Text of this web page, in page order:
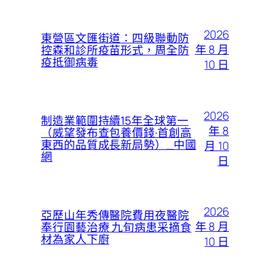
東營區文匯街道：四級聯動防
控森和診所疫苗形式，周全防
疫抵御病毒
2026
年 8 月
10 日
制造業範圍持續15年全球第一
（威望發布查包養價錢·首創高
東西的品質成長新局勢）_中國
網
2026
年 8
月 10
日
亞歷山年秀傳醫院費用夜醫院
奉行園藝治療 九旬病患采摘食
材為家人下廚
2026
年 8 月
10 日